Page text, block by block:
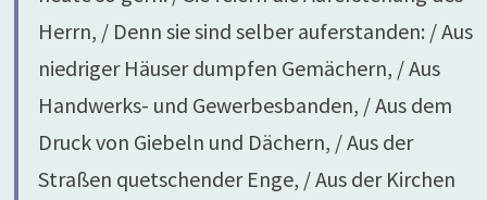
Herrn, / Denn sie sind selber auferstanden: / Aus
niedriger Häuser dumpfen Gemächern, / Aus
Handwerks- und Gewerbesbanden, / Aus dem
Druck von Giebeln und Dächern, / Aus der
Straßen quetschender Enge, / Aus der Kirchen